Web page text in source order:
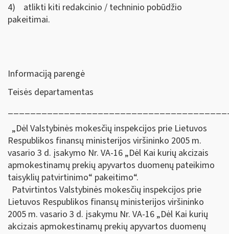
4) atlikti kiti redakcinio / techninio pobūdžio
pakeitimai.
Informaciją parengė
Teisės departamentas
„Dėl Valstybinės mokesčių inspekcijos prie Lietuvos
Respublikos finansų ministerijos viršininko 2005 m.
vasario 3 d. įsakymo Nr. VA-16 „Dėl Kai kurių akcizais
apmokestinamų prekių apyvartos duomenų pateikimo
taisyklių patvirtinimo“ pakeitimo“.
Patvirtintos Valstybinės mokesčių inspekcijos prie
Lietuvos Respublikos finansų ministerijos viršininko
2005 m. vasario 3 d. įsakymu Nr. VA-16 „Dėl Kai kurių
akcizais apmokestinamų prekių apyvartos duomenų